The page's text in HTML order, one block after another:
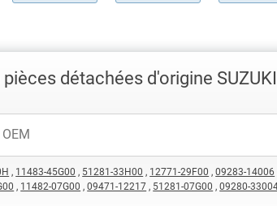
détachées d'origine SUZUKI
, 11483-45G00 , 51281-33H00 , 12771-29F00 ,09283-14006
, 11482-07G00 ,09471-12217 , 51281-07G00 ,09280-